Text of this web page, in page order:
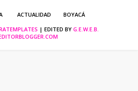
ACTUALIDAD
BOYACÁ
| EDITED BY G.E.W.E.B.